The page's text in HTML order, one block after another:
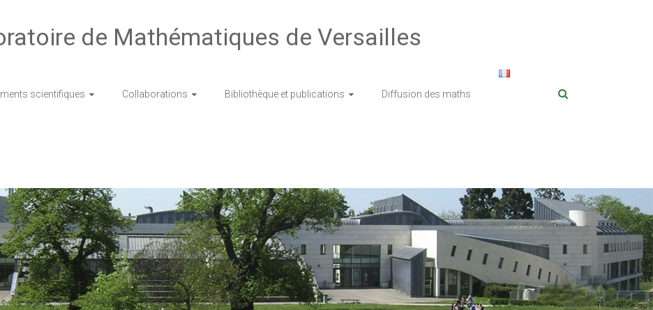
de Mathématiques de Versailles
scientifiques Collaborations Bibliothèque et publications Diffusion des maths